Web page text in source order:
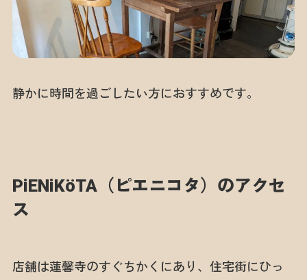
静かに時間を過ごしたい方におすすめです。
PiENiKöTA（ピエニコタ）のアクセ
ス
店舗は蓮馨寺のすぐちかくにあり、住宅街にひっ